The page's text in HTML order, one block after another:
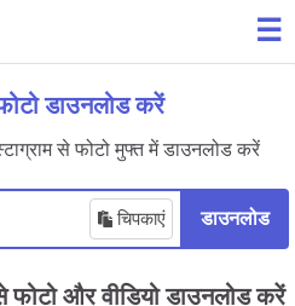
☰
डाउनलोड करें
से फोटो मुफ्त में डाउनलोड करें
चिपकाएं डाउनलोड
फोटो और वीडियो डाउनलोड करें